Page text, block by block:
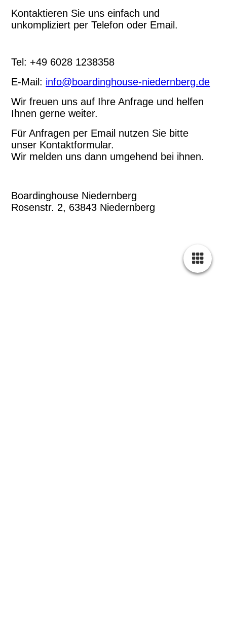
Kontaktieren Sie uns einfach und
unkompliziert per Telefon oder Email.
Tel: +49 6028 1238358
E-Mail: info@boardinghouse-niedernberg.de
Wir freuen uns auf Ihre Anfrage und helfen
Ihnen gerne weiter.
Für Anfragen per Email nutzen Sie bitte
unser Kontaktformular.
Wir melden uns dann umgehend bei ihnen.
Boardinghouse Niedernberg
Rosenstr. 2, 63843 Niedernberg